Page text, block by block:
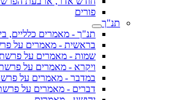
פורים
תנ"ך
תנ"ך - מאמרים כלליים,
בראשית - מאמרים על
שמות - מאמרים על
ויקרא - מאמרים על
במדבר - מאמרים על
דברים - מאמרים על